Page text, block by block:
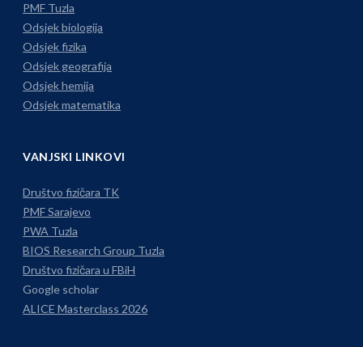
PMF Tuzla
Odsjek biologija
Odsjek fizika
Odsjek geografija
Odsjek hemija
Odsjek matematika
VANJSKI LINKOVI
Društvo fizičara TK
PMF Sarajevo
PWA Tuzla
BIOS Research Group Tuzla
Društvo fizičara u FBiH
Google scholar
ALICE Masterclass 2026